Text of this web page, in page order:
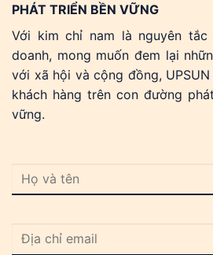
PHÁT TRIỂN BỀN VỮNG
Với kim chỉ nam là nguyên tắc
doanh, mong muốn đem lại
với xã hội và cộng đồng,
khách hàng trên con đường
vững.